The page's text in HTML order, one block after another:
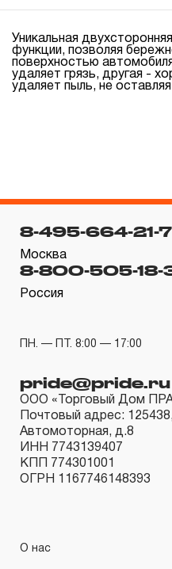
Уникальная
функции, позволяя
поверхностью
удаляет грязь, другая -
удаляет пыль, не
ГАРАНТИЙНЫЕ
гарантийных
эксплуатации изделия, а
вышедшего из строя
проведении технической
установлено, что
нарушал технологию в
при условии соблюдения
правил эксплуатации,
и хранения, применяемых
монтажного инструмента.
2. Понятие
КИНЕМАТИЧЕСКУЮ
8-495-664-21-
Москва
8-800-505-18-
Россия
ПН. — ПТ. 8:00 — 17:00
pride@pride.ru
ООО «Торговый Дом
Почтовый адрес:
Автомоторная, д.8
ИНН 7743139407
КПП 774301001
ОГРН 1167746148393
О нас